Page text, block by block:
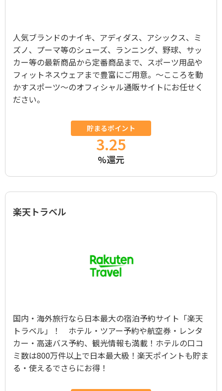
人気ブランドのナイキ、アディダス、アシックス、ミ
ズノ、プーマ等のシューズ、ランニング、野球、サッ
カー等の最新商品から定番商品まで、スポーツ用品や
フィットネスウェアまで豊富にご用意。～こころを動
かすスポーツ～のオフィシャル通販サイトにお任せく
ださい。
貯まるポイント
3.25
%還元
楽天トラベル
国内・海外旅行なら日本最大の宿泊予約サイト「楽天
トラベル」！ ホテル・ツアー予約や航空券・レンタ
カー・高速バス予約、観光情報も満載！ホテルの口コ
ミ数は800万件以上で日本最大級！楽天ポイントも貯ま
る・使えるでさらにお得！